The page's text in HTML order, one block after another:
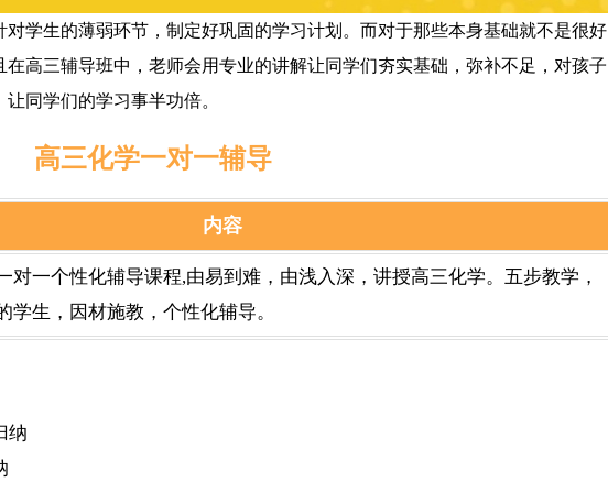
学生的薄弱环节，制定好巩固的学习计划。而对于那些本身基础就不是很好
高三辅导班中，老师会用专业的讲解让同学们夯实基础，弥补不足，对孩子
同学们的学习事半功倍。
高三化学一对一辅导
内容
对一个性化辅导课程,由易到难，由浅入深，讲授高三化学。五步教学，
学生，因材施教，个性化辅导。
纳